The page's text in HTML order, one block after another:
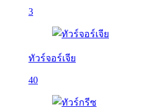
3
ทัวร์จอร์เจีย
40